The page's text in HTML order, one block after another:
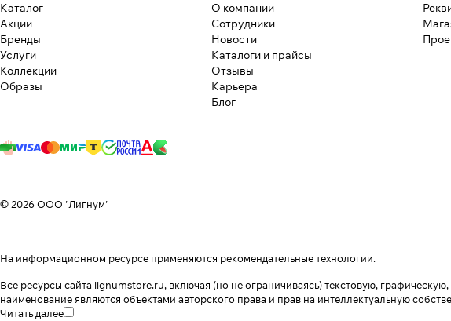
Каталог
Акции
Бренды
Услуги
Коллекции
Образы
О компании
Сотрудники
Новости
Каталоги и прайсы
Отзывы
Карьера
Блог
© 2026 ООО "Лигнум"
На информационном ресурсе применяются рекомендательные технологии.
Все ресурсы сайта lignumstore.ru, включая (но не ограничиваясь) текстовую,
наименование являются объектами авторского права и прав на интеллектуальную
Читать далее